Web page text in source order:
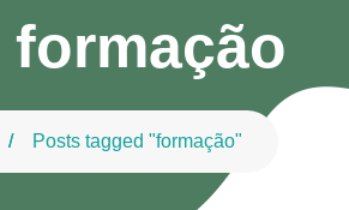
formação
Posts tagged "formação"